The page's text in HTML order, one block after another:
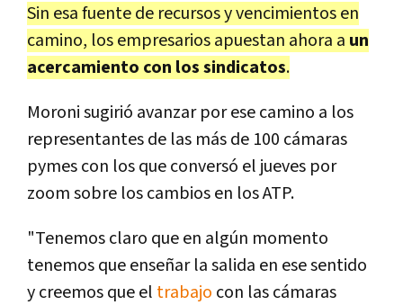
Sin esa fuente de recursos y vencimientos en
camino, los empresarios apuestan ahora a un
acercamiento con los sindicatos.
Moroni sugirió avanzar por ese camino a los
representantes de las más de 100 cámaras
pymes con los que conversó el jueves por
zoom sobre los cambios en los ATP.
"Tenemos claro que en algún momento
tenemos que enseñar la salida en ese sentido
y creemos que el trabajo con las cámaras